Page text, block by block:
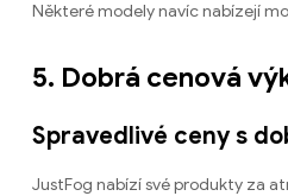
Některé modely navíc nabízejí
5. Dobrá cenová
Spravedlivé ceny s
JustFog nabízí své produkty za